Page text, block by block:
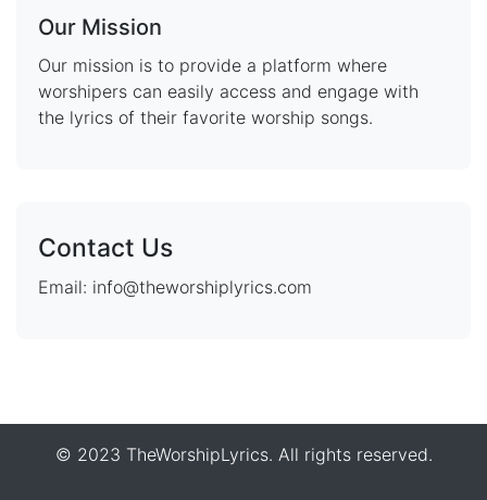
Our Mission
Our mission is to provide a platform where
worshipers can easily access and engage with
the lyrics of their favorite worship songs.
Contact Us
Email: info@theworshiplyrics.com
© 2023 TheWorshipLyrics. All rights reserved.